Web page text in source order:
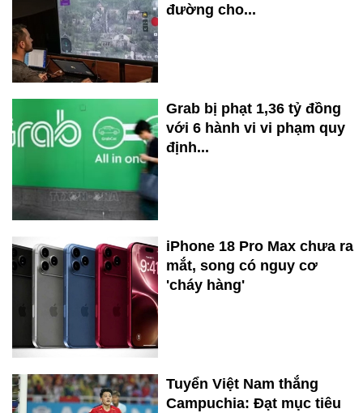
đường cho...
Grab bị phạt 1,36 tỷ đồng
với 6 hành vi vi phạm quy
định...
iPhone 18 Pro Max chưa ra
mắt, song có nguy cơ
'cháy hàng'
Tuyển Việt Nam thắng
Campuchia: Đạt mục tiêu